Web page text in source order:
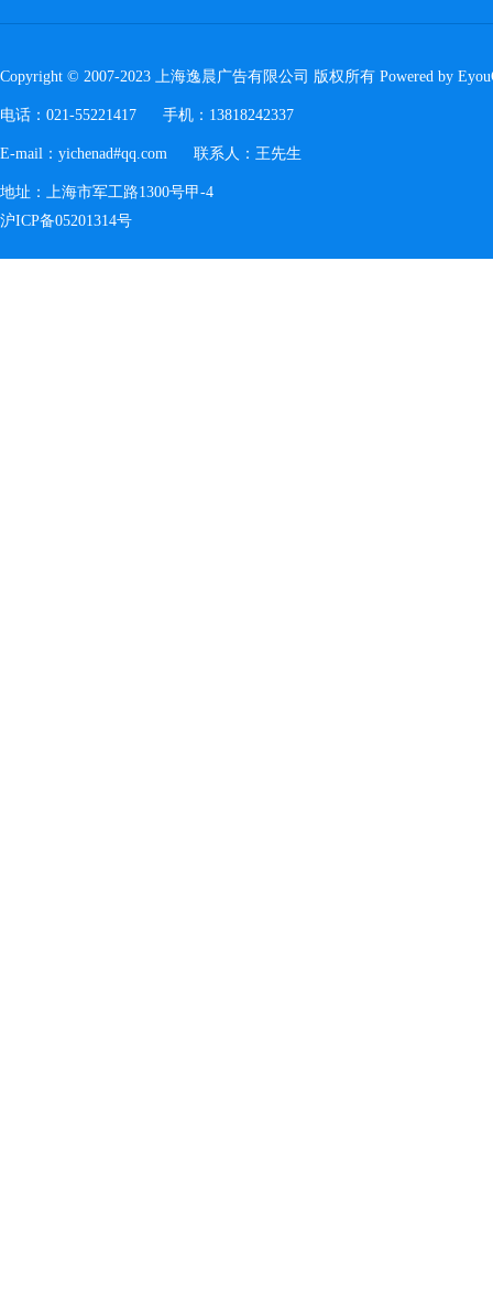
Copyright © 2007-2023 上海逸晨广告有限公司 版权所有 Powered by
电话：021-55221417 手机：13818242337
E-mail：yichenad#qq.com 联系人：王先生
地址：上海市军工路1300号甲-4
沪ICP备05201314号